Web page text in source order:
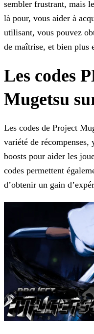
sembler frustrant, mais
là pour, vous aider à
utilisant, vous pouvez
de maîtrise, et bien plus
Les codes
Mugetsu
Les codes de Project
variété de récompenses,
boosts pour aider les
codes permettent
d’obtenir un gain